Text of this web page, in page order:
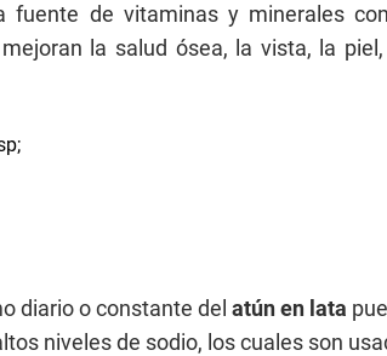
fuente de vitaminas y minerales
la salud ósea, la vista, la
diario o constante del atún en lata
niveles de sodio, los cuales son